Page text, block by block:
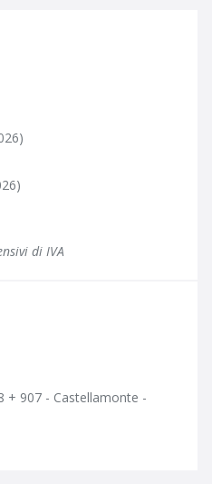
di IVA
+ 907 - Castellamonte -